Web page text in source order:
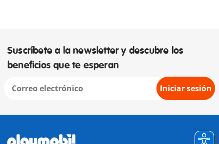
Suscríbete a la newsletter y descubre los
beneficios que te esperan
Iniciar sesión